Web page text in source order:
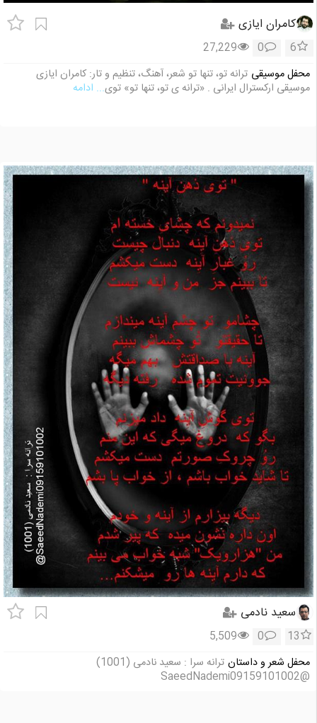
کامران ایازی
6
0
27,229
محفل موسیقی ترانه تو، تنها تو شعر، آهنگ، تنظیم و تار: کامران ایازی
موسیقی ارکسترال ایرانی . «ترانه ی تو، تنها تو» توی... ادامه
سعید نادمی
13
0
5,509
محفل شعر و داستان
ترانه سرا : سعید نادمی (1001)
@SaeedNademi09159101002